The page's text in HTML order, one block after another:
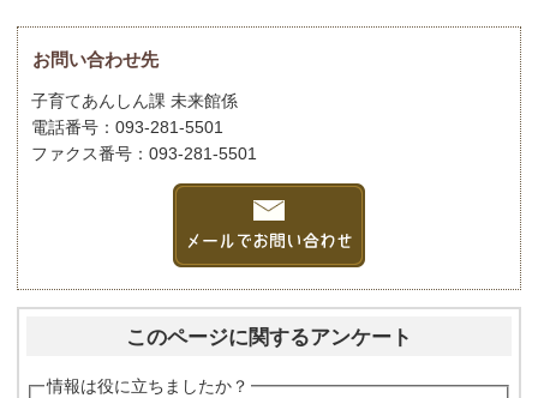
お問い合わせ先
子育てあんしん課 未来館係
電話番号：093-281-5501
ファクス番号：093-281-5501
このページに関するアンケート
情報は役に立ちましたか？